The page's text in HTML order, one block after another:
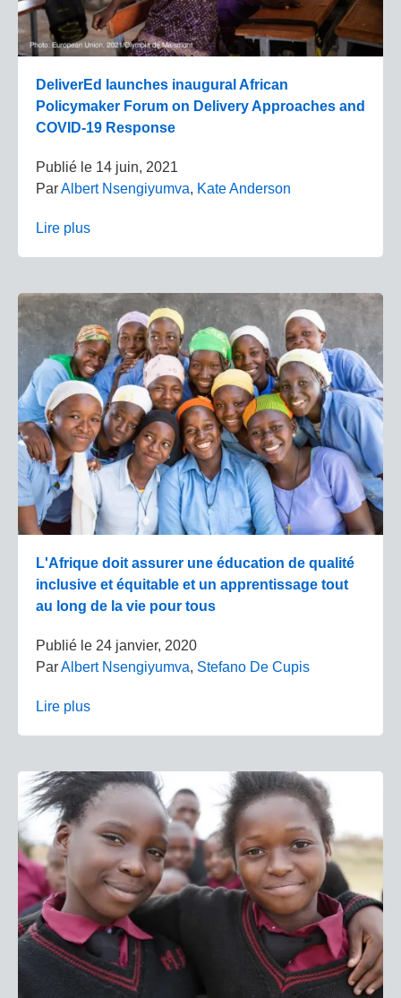
DeliverEd launches inaugural African
Policymaker Forum on Delivery Approaches and
COVID-19 Response
Publié le 14 juin, 2021
ParAlbert Nsengiyumva, Kate Anderson
Lire plus
L'Afrique doit assurer une éducation de qualité
inclusive et équitable et un apprentissage tout
au long de la vie pour tous
Publié le 24 janvier, 2020
ParAlbert Nsengiyumva, Stefano De Cupis
Lire plus